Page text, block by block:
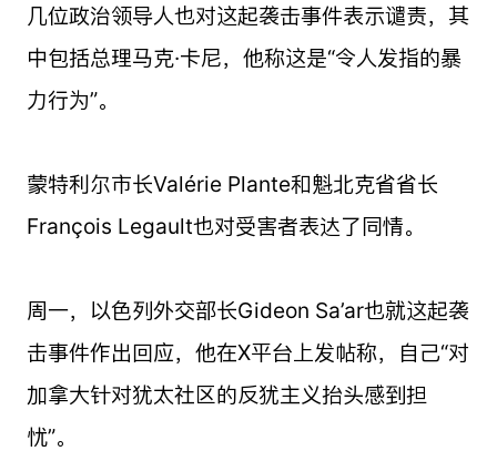
几位政治领导人也对这起袭击事件表示谴责，其
中包括总理马克·卡尼，他称这是“令人发指的暴
力行为”。
蒙特利尔市长Valérie Plante和魁北克省省长
François Legault也对受害者表达了同情。
周一，以色列外交部长Gideon Sa’ar也就这起袭
击事件作出回应，他在X平台上发帖称，自己“对
加拿大针对犹太社区的反犹主义抬头感到担
忧”。